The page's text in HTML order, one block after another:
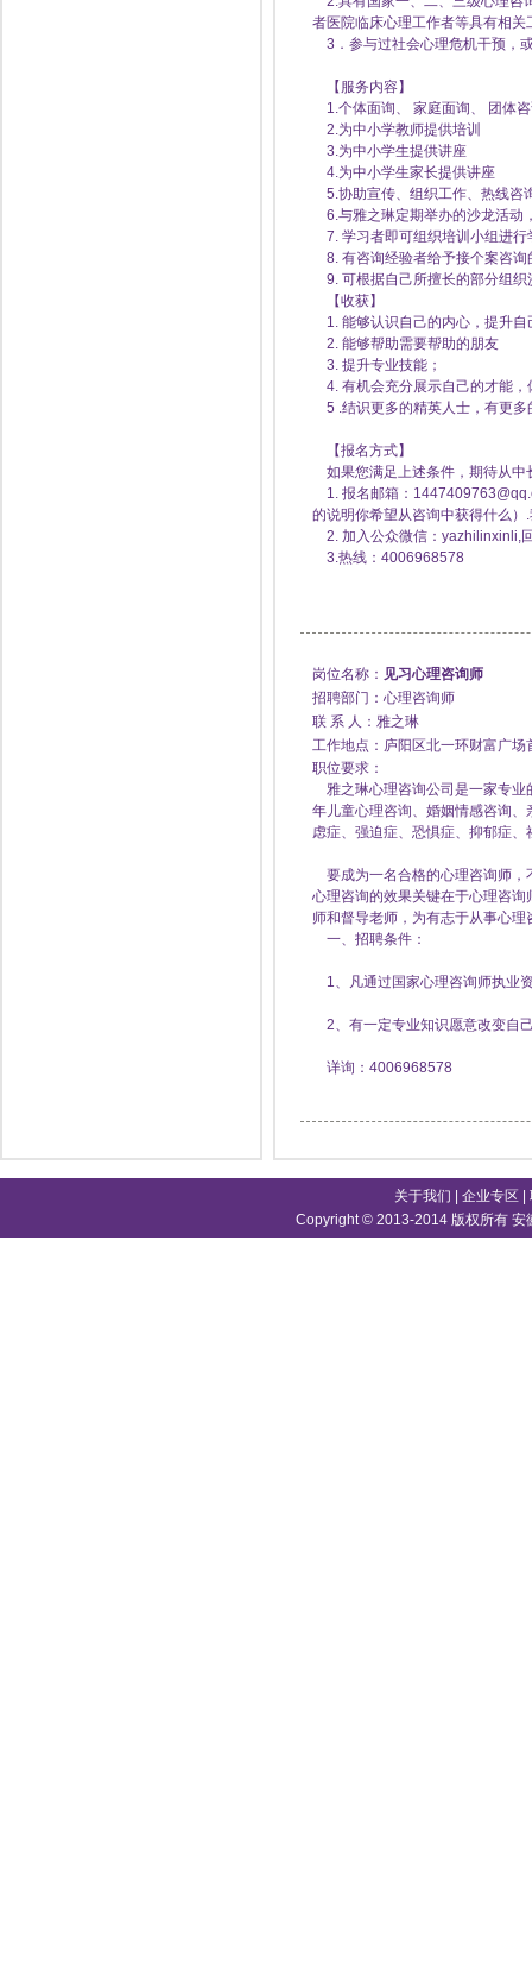
者医院临床心理工作者等具有相关
3．参与过社会心理危机干预，
【服务内容】
1.个体面询、 家庭面询、 团体
2.为中小学教师提供培训
3.为中小学生提供讲座
4.为中小学生家长提供讲座
5.协助宣传、组织工作、热线咨
6.与雅之琳定期举办的沙龙活动
7. 学习者即可组织培训小组进行
8. 有咨询经验者给予接个案咨询
9. 可根据自己所擅长的部分组织
【收获】
1. 能够认识自己的内心，提升自
2. 能够帮助需要帮助的朋友
3. 提升专业技能；
4. 有机会充分展示自己的才能，
5 .结识更多的精英人士，有更多
【报名方式】
如果您满足上述条件，期待从中
1. 报名邮箱：
的说明你希望从咨询中获得什么
2. 加入公众微信：yazhilinxinli,
3.热线：4006968578
岗位名称： 见习心理咨询师
招聘部门：心理咨询师
联 系 人：雅之琳
工作地点：庐阳区北一环财富广场
职位要求：
雅之琳心理咨询公司是一家专业
年儿童心理咨询、婚姻情感咨询
虑症、强迫症、恐惧症、抑郁症
要成为一名合格的心理咨询师，
心理咨询的效果关键在于心理咨
师和督导老师，为有志于从事心
一、招聘条件：
1、凡通过国家心理咨询师执业
2、有一定专业知识愿意改变自
详询：4006968578
关于我们 企业专区
Copyright © 2013-2014 版权所有 安